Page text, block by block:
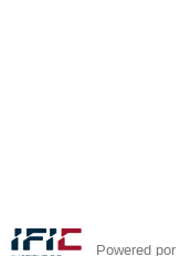
Powered por